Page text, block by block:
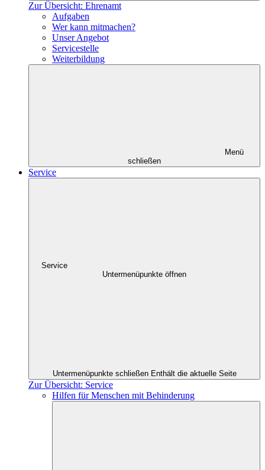
Zur Übersicht: Ehrenamt
Aufgaben
Wer kann mitmachen?
Unser Angebot
Servicestelle
Weiterbildung
Menü
schließen
Service
Service
Untermenüpunkte öffnen
Untermenüpunkte schließen Enthält die aktuelle Seite
Zur Übersicht: Service
Hilfen für Menschen mit Behinderung